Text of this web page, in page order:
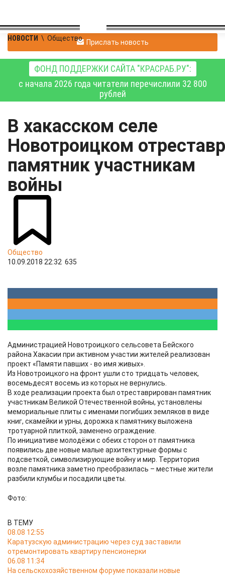
НОВОСТИ \ Общество Прислать новость
ФОНД ПОДДЕРЖКИ САЙТА "КРАСРАБ.РУ":
с начала 2026 года читатели перечислили 32 800
рублей
В хакасском селе
Новотроицком
памятник участникам
войны
Общество
10.09.2018 22:32 635
Администрацией Новотроицкого сельсовета Бейского
района Хакасии при активном участии жителей реализован
проект «Памяти павших - во имя живых».
Из Новотроицкого на фронт ушли сто тридцать человек,
восемьдесят восемь из которых не вернулись.
В ходе реализации проекта был отреставрирован памятник
участникам Великой Отечественной войны, установлены
мемориальные плиты с именами погибших земляков в виде
книг, скамейки и урны, дорожка к памятнику выложена
тротуарной плиткой, заменено ограждение.
По инициативе молодёжи с обеих сторон от памятника
появились две новые малые архитектурные формы с
подсветкой, символизирующие войну и мир. Территория
возле памятника заметно преобразилась – местные жители
разбили клумбы и посадили цветы.
Фото:
В ТЕМУ
08.08 12:55
Каратузскую администрацию через суд заставили
отремонтировать квартиру пенсионерки
06.08 11:34
На сельскохозяйственном форуме показали новые